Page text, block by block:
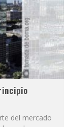
del mercado